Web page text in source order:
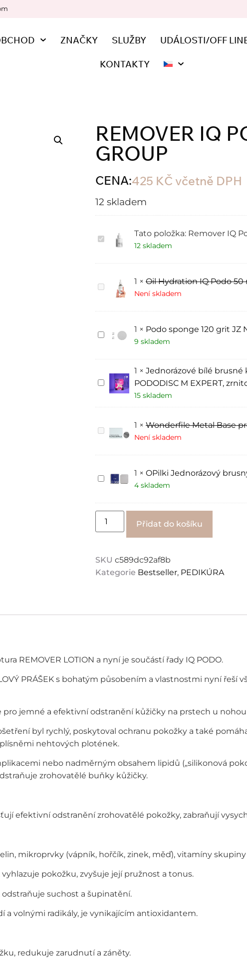
ZNAČKY SLUŽBY UDÁLOSTI/OFF
KONTAKTY
REMOVER IQ
GROUP
CENA:425 KČ včetně DPH
12 skladem
Remover
IQ
JZ
Tato položka: Remover IQ
12 skladem
Oil
Hydration
Podo
1 × Oil Hydration IQ Podo 50
Není skladem
Podo
sponge
grit
Nails
Group
1 × Podo sponge 120 grit JZ
9 skladem
Jednorázové
bílé
kotoučky
pedikérský
disk
PODODISC
EXPERT,
50
ks.
1 × Jednorázové bílé
PODODISC M EXPERT,
15 skladem
Wonderfile
Metal
pro
20
mm
1 × Wonderfile Metal Base
Není skladem
OPilki
Jednorázový
pilník
O
DISK
20
mm
1 × OPilki Jednorázový
4 skladem
Přidat do košíku
SKU c589dc92af8b
Kategorie Bestseller, PEDIKÚRA
REMOVER LOTION a nyní je součástí řady IQ PODO.
PRÁŠEK s bohatým působením a vlastnostmi nyní
pro jemné a efektivní odstranění kůžičky na prstech u
byl rychlý, poskytoval ochranu pokožky a také
nehtových plotének.
nebo nadměrným obsahem lipidů („silikonová
zrohovatělé buňky kůžičky.
efektivní odstranění zrohovatělé pokožky, zabraňují
mikroprvky (vápník, hořčík, zinek, měď), vitamíny
pokožku, zvyšuje její pružnost a tonus.
odstraňuje suchost a šupinatění.
a volnými radikály, je vynikajícím antioxidantem.
redukuje zarudnutí a záněty.